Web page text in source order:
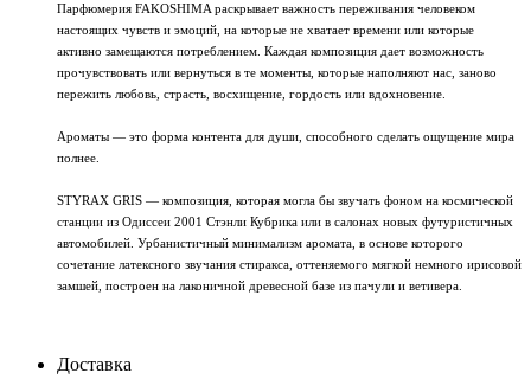
Парфюмерия FAKOSHIMA раскрывает важность переживания человеком
настоящих чувств и эмоций, на которые не хватает времени или которые
активно замещаются потреблением. Каждая композиция дает возможность
прочувствовать или вернуться в те моменты, которые наполняют нас, заново
пережить любовь, страсть, восхищение, гордость или вдохновение.
Ароматы — это форма контента для души, способного сделать ощущение мира
полнее.
STYRAX GRIS — композиция, которая могла бы звучать фоном на космической
станции из Одиссеи 2001 Стэнли Кубрика или в салонах новых футуристичных
автомобилей. Урбанистичный минимализм аромата, в основе которого
сочетание латексного звучания стиракса, оттеняемого мягкой немного ирисовой
замшей, построен на лаконичной древесной базе из пачули и ветивера.
Доставка